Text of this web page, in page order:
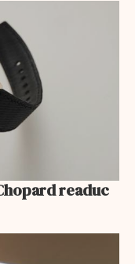
readuc